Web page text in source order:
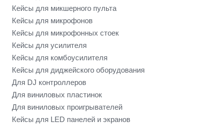
Кейсы для микшерного пульта
Кейсы для микрофонов
Кейсы для микрофонных стоек
Кейсы для усилителя
Кейсы для комбоусилителя
Кейсы для диджейского оборудования
Для DJ контроллеров
Для виниловых пластинок
Для виниловых проигрывателей
Кейсы для LED панелей и экранов